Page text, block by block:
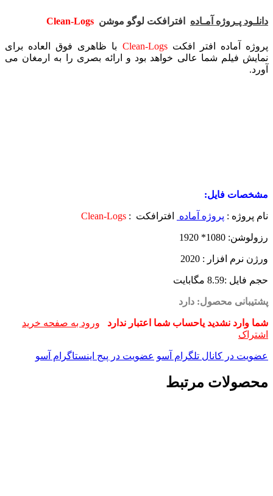
دانلـود پـروژه آمـاده افترافکت لوگو موشن Clean-Logs
پروژه آماده افتر افکتClean-Logs با ظاهری فوق العاده برای
نمایش فیلم شما عالی خواهد بود و ارائه بصری را به ارمغان می
آورد.
مشخصات فایل:
نام پروژه : پروژه آماده افترافکت : Clean-Logs
رزولوشن: 1080* 1920
ورژن نرم افزار : 2020
حجم فایل :8.59 مگابایت
پشتیبانی محصول: دارد
شما وارد نشدید یاحساب شما اعتبار ندارد
ورود به صفحه خرید
اشتراک
عضویت در کانال تلگرام آسو عضویت در پیج اینستاگرام آسو
محصولات مرتبط